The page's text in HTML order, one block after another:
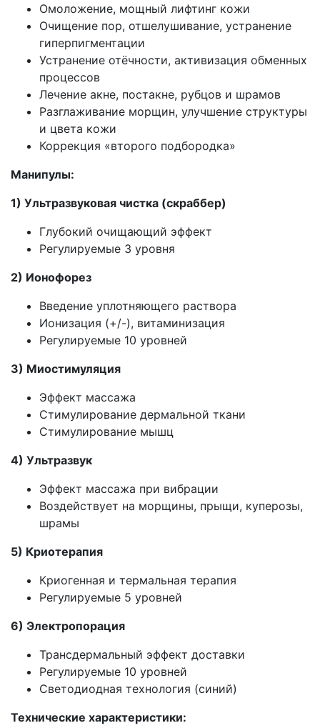
Омоложение, мощный лифтинг кожи
Очищение пор, отшелушивание, устранение
гиперпигментации
Устранение отёчности, активизация обменных
процессов
Лечение акне, постакне, рубцов и шрамов
Разглаживание морщин, улучшение структуры
и цвета кожи
Коррекция «второго подбородка»
Манипулы:
1) Ультразвуковая чистка (скраббер)
Глубокий очищающий эффект
Регулируемые 3 уровня
2) Ионофорез
Введение уплотняющего раствора
Ионизация (+/-), витаминизация
Регулируемые 10 уровней
3) Миостимуляция
Эффект массажа
Стимулирование дермальной ткани
Стимулирование мышц
4) Ультразвук
Эффект массажа при вибрации
Воздействует на морщины, прыщи, куперозы,
шрамы
5) Криотерапия
Криогенная и термальная терапия
Регулируемые 5 уровней
6) Электропорация
Трансдермальный эффект доставки
Регулируемые 10 уровней
Светодиодная технология (синий)
Технические характеристики: